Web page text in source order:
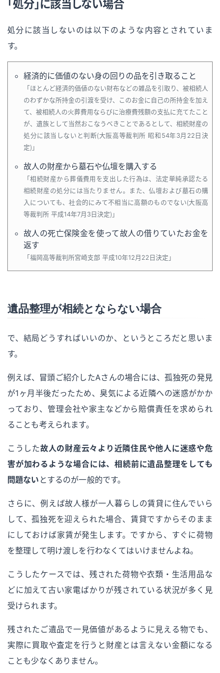
「処分」に該当しない場合
処分に該当しないのは以下のような内容とされていま
す。
経済的に価値のない身の回りの品を引き取ること
ほとんど経済的価値のない財布などの雑品を引取り、被相続人
のわずかな所持金の引渡を受け、このお金に自己の所持金を加え
て、被相続人の火葬費用ならびに治療費残額の支払に充てたこと
が、遺族として当然おこなうべきことであるとして、相続財産の
処分に該当しないと判断（大阪高等裁判所 昭和54年3月22日決
定）
故人の財産から墓石や仏壇を購入する
相続財産から葬儀費用を支出した行為は、法定単純承認たる
相続財産の処分には当たりません。また、仏壇および墓石の購
入についても、社会的にみて不相当に高額のものでない（大阪高
等裁判所 平成14年7月3日決定）
故人の死亡保険金を使って故人の借りていたお金を
返す
福岡高等裁判所宮崎支部 平成10年12月22日決定
遺品整理が相続とならない場合
で、結局どうすればいいのか、というところだと思いま
す。
例えば、冒頭ご紹介したAさんの場合には、孤独死の発見
が1ヶ月半後だったため、臭気による近隣への迷惑がかか
っており、管理会社や家主などから賠償責任を求められ
ることも考えられます。
こうした故人の財産云々より近隣住民や他人に迷惑や危
害が加わるような場合には、相続前に遺品整理をしても
問題ない とするのが一般的です。
さらに、例えば故人様が一人暮らしの賃貸に住んでいら
して、孤独死を迎えられた場合、賃貸ですからそのまま
にしておけば家賃が発生します。ですから、すぐに荷物
を整理して明け渡しを行わなくてはいけませんよね。
こうしたケースでは、残された荷物や衣類・生活用品な
どに加えて古い家電ばかりが残されている状況が多く見
受けられます。
残されたご遺品で一見価値があるように見える物でも、
実際に買取や査定を行うと財産とは言えない金額になる
ことも少なくありません。